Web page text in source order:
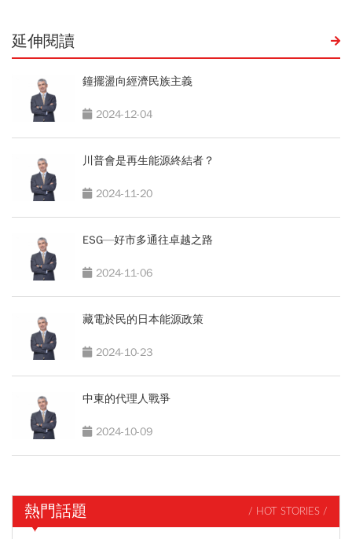
延伸閱讀
鐘擺盪向經濟民族主義
2024-12-04
川普會是再生能源終結者？
2024-11-20
ESG—好市多通往卓越之路
2024-11-06
藏電於民的日本能源政策
2024-10-23
中東的代理人戰爭
2024-10-09
熱門話題 / HOT STORIES /